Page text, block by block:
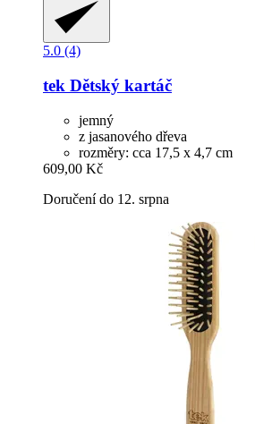
5.0 (4)
tek Dětský kartáč
jemný
z jasanového dřeva
rozměry: cca 17,5 x 4,7 cm
609,00 Kč
Doručení do 12. srpna